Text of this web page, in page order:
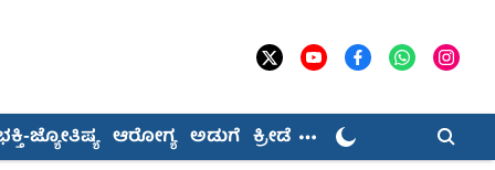
ಜ್ಯೋತಿಷ್ಯ ಆರೋಗ್ಯ ಅಡುಗೆ ಕ್ರೀಡೆ